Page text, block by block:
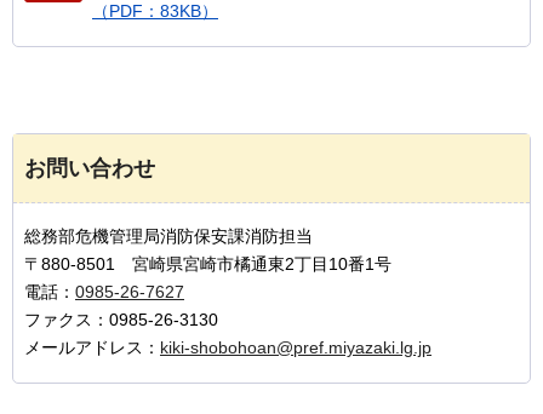
（PDF：83KB）
お問い合わせ
総務部危機管理局消防保安課消防担当
〒880-8501 宮崎県宮崎市橘通東2丁目10番1号
電話： 0985-26-7627
ファクス：0985-26-3130
メールアドレス： kiki-shobohoan@pref.miyazaki.lg.jp